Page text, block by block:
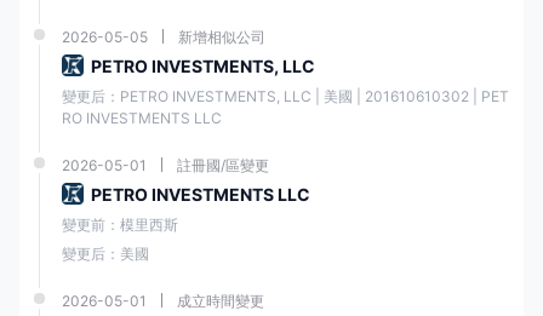
除了提供各種交易平台， 澤匯資本提供範圍廣泛的有價值的交易工具和資
源，以支持交易者的決策過程。
這些工具包括經濟日曆，突出顯示可能影響金融市場的重要經濟事件和公
告。此外， 澤匯資本提供通訊服務，讓交易者了解最新的市場洞察、分析
和專家評論。確保交易者能夠獲得實時信息， 澤匯資本還提供最新的新聞
接向交易者提供及時和相關的經濟新聞發布。
社交交易
澤匯資本認識到社交交易的日益普及和價值，因此為社交交易平台提供支
持。社交交易平台使交易者能夠在社區內互動、分享想法，甚至複製成功
交易者的交易。通過社交交易，交易者可以參與更具協作性和互動性的交
易體驗，利用共享知識和集體智慧的力量。
2026-05-05 新增相似公司
PETRO INVESTMENTS, LLC
變更后：PETRO INVESTMENTS, LLC | 美國 | 201610610302 | PET
RO INVESTMENTS LLC
2026-05-01 註冊國/區變更
PETRO INVESTMENTS LLC
變更前：模里西斯
變更后：美國
2026-05-01 成立時間變更